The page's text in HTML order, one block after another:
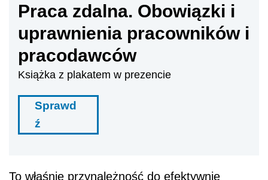
Praca zdalna. Obowiązki i
uprawnienia pracowników i
pracodawców
Książka z plakatem w prezencie
Sprawd
ź
To właśnie przynależność do efektywnie